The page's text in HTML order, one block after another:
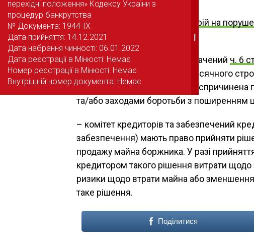
Мораторій на
діятиме ще 2 роки
– продовжується строк, визначений ч. 6
неможливість дотримання місячного
справи про банкрутство була
та/або заходами боротьби з поширенням
– комітет кредиторів та забезпечений
забезпечення) мають право прийняти
продажу майна боржника. У разі
кредитором такого рішення витрати
ризики щодо втрати майна або зменшення
таке рішення.
Поділитися
перехідні положення» Кодексу України з
процедур банкрутства
||
№ Документа: 1944-IX
Дата прийняття: 14.12.2021
Дата набрання чинності: 06.01.2022
Дата реєстрації в Мінюсті: Немає
Номер реєстрації в Мінюсті: Немає
Внутрішній номер документа: Немає
перехідні положення» Кодексу України з
процедур банкрутства
||
№ Документа: 1944-IX
Дата прийняття: 14.12.2021
Дата набрання чинності: 06.01.2022
Дата реєстрації в Мінюсті: Немає
Номер реєстрації в Мінюсті: Немає
Внутрішній номер документа: Немає